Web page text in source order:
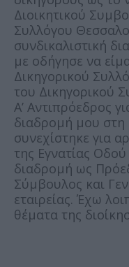
Διοικητικού
Συλλόγου
συνδικαλιστική
με οδήγησε να
Δικηγορικού
του Δικηγορικού
Α’ Αντιπρόεδρος
διαδρομή μου στη
συνεχίστηκε για
της Εγνατίας
διαδρομή ως
Σύμβουλος και
εταιρείας. Έχω
θέματα της